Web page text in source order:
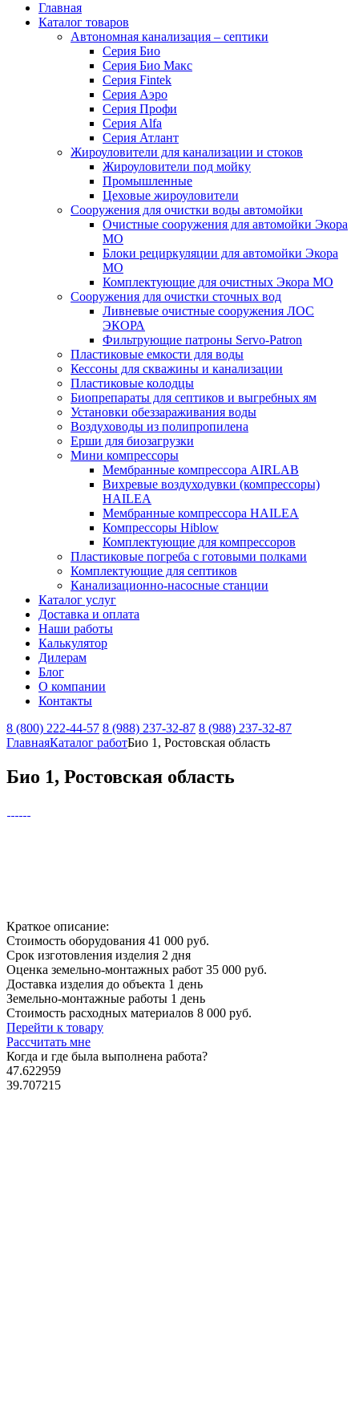
Главная
Каталог товаров
Автономная канализация – септики
Серия Био
Серия Био Макс
Серия Fintek
Серия Аэро
Серия Профи
Серия Alfa
Серия Атлант
Жироуловители для канализации и стоков
Жироуловители под мойку
Промышленные
Цеховые жироуловители
Сооружения для очистки воды автомойки
Очистные сооружения для автомойки Экора
МО
Блоки рециркуляции для автомойки Экора
МО
Комплектующие для очистных Экора МО
Сооружения для очистки сточных вод
Ливневые очистные сооружения ЛОС
ЭКОРА
Фильтрующие патроны Servo-Patron
Пластиковые емкости для воды
Кессоны для скважины и канализации
Пластиковые колодцы
Биопрепараты для септиков и выгребных ям
Установки обеззараживания воды
Воздуховоды из полипропилена
Ерши для биозагрузки
Мини компрессоры
Мембранные компрессора AIRLAB
Вихревые воздуходувки (компрессоры)
HAILEA
Мембранные компрессора HAILEA
Компрессоры Hiblow
Комплектующие для компрессоров
Пластиковые погреба с готовыми полками
Комплектующие для септиков
Канализационно-насосные станции
Каталог услуг
Доставка и оплата
Наши работы
Калькулятор
Дилерам
Блог
О компании
Контакты
8 (800) 222-44-57 8 (988) 237-32-87 8 (988) 237-32-87
ГлавнаяКаталог работБио 1, Ростовская область
Био 1, Ростовская область
Краткое описание:
Стоимость оборудования 41 000 руб.
Срок изготовления изделия 2 дня
Оценка земельно-монтажных работ 35 000 руб.
Доставка изделия до объекта 1 день
Земельно-монтажные работы 1 день
Стоимость расходных материалов 8 000 руб.
Перейти к товару
Рассчитать мне
Когда и где была выполнена работа?
47.622959
39.707215